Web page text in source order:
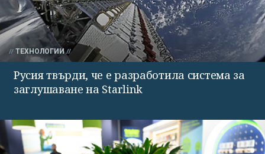
ТЕХНОЛОГИИ
Русия твърди, че е разработила система за
заглушаване на Starlink